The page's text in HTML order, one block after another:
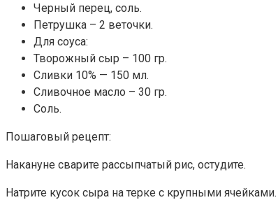
Черный перец, соль.
Петрушка – 2 веточки.
Для соуса:
Творожный сыр – 100 гр.
Сливки 10% — 150 мл.
Сливочное масло – 30 гр.
Соль.
Пошаговый рецепт:
Накануне сварите рассыпчатый рис, остудите.
Натрите кусок сыра на терке с крупными ячейками.